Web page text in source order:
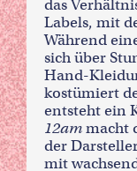
das
Labels, mit
Während
sich über
Hand-
kostümiert
entsteht ein
12ammacht
der
mit